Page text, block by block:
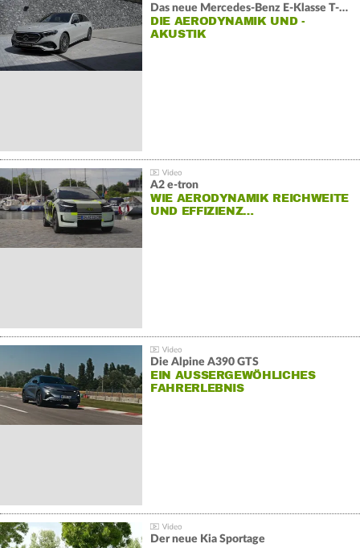
Das neue Mercedes-Benz E-Klasse T-Modell
DIE AERODYNAMIK UND -
AKUSTIK
A2 e-tron
WIE AERODYNAMIK REICHWEITE
UND EFFIZIENZ…
Die Alpine A390 GTS
EIN AUSSERGEWÖHLICHES F
AHRERLEBNIS
Der neue Kia Sportage